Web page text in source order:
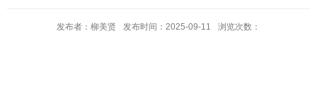
发布者：柳美贤 发布时间：2025-09-11 浏览次数：